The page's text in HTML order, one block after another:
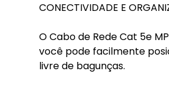
CONECTIVIDADE E
O Cabo de Rede Cat 5e
você pode facilmente
livre de bagunças.